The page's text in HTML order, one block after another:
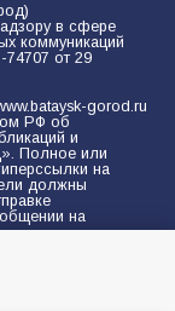
в сфере
коммуникаций
от 29
gorod.ru
РФ об
и
Полное или
на
должны
на
с помощью